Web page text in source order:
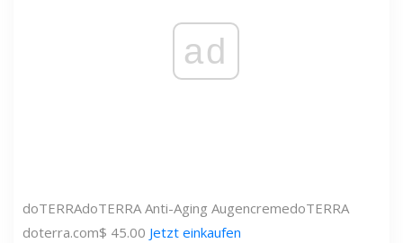
ad
doTERRAdoTERRA Anti-Aging AugencremedoTERRA
doterra.com$ 45.00 Jetzt einkaufen